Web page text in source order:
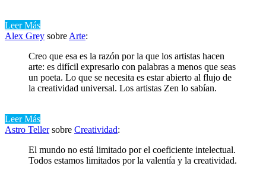
Leer Más
Alex Grey sobre Arte:
Creo que esa es la razón por la que los artistas hacen
arte: es difícil expresarlo con palabras a menos que seas
un poeta. Lo que se necesita es estar abierto al flujo de
la creatividad universal. Los artistas Zen lo sabían.
Leer Más
Astro Tellersobre Creatividad:
El mundo no está limitado por el coeficiente intelectual.
Todos estamos limitados por la valentía y la creatividad.